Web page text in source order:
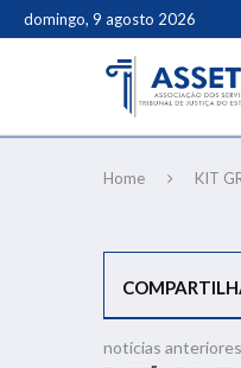
domingo, 9 agosto 2026
Home KIT
notícias anteriores